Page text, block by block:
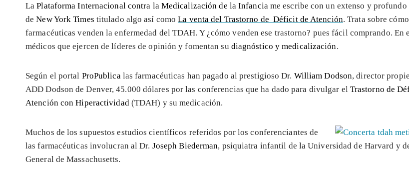
LaPlataforma Internacional contra la Medicalización de la Infanciame escribe con un extenso y profundo
deNew York Times titulado algo así comoLa venta del Trastorno de Déficit de Atención. Trata sobre
farmacéuticas venden la enfermedad del TDAH. Y ¿cómo venden ese trastorno? pues fácil comprando. En
médicos que ejercen de líderes de opinión y fomentan su diagnóstico y medicalización.
Según el portal ProPublicalas farmacéuticas han pagado al prestigioso Dr. William Dodson, director
ADD Dodson de Denver, 45.000 dólares por las conferencias que ha dado para divulgar el Trastorno de
Atención con Hiperactividad(TDAH) y su medicación.
Muchos de los supuestos estudios científicos referidos por los conferenciantes de
las farmacéuticas involucran al Dr. Joseph Biederman, psiquiatra infantil de la Universidad de Harvard y
General de Massachusetts.